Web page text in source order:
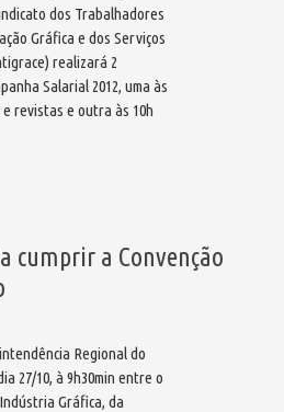
dos Trabalhadores
Gráfica e dos Serviços
realizará 2
Salarial 2012, uma às
revistas e outra às 10h
cumprir a Convenção
Regional do
27/10, à 9h30min entre o
Gráfica, da